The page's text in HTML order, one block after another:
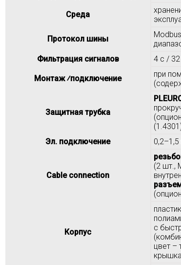
Среда
Протокол шины
Фильтрация сигналов
4 c /
Монтаж ⁄подключение
при
Защитная трубка
Эл. подключение
Cable connection
(2 шт.,
Корпус
с
цвет –